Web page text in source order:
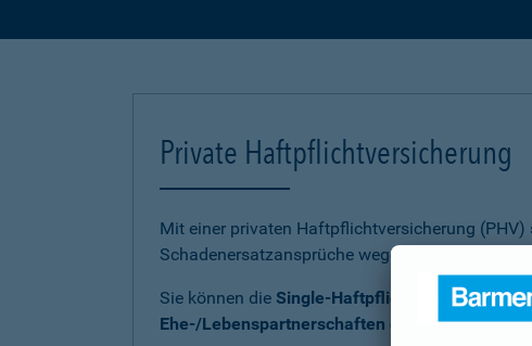
Private Haftpflichtversicherung
Mit einer privaten Haftpflichtversicherung (PHV)
Schadenersatzansprüche wegen Personen-,
Sie können die Single-Haftpflicht Familien-
Ehe-/Lebenspartnerschaften ohne Kind(er)als